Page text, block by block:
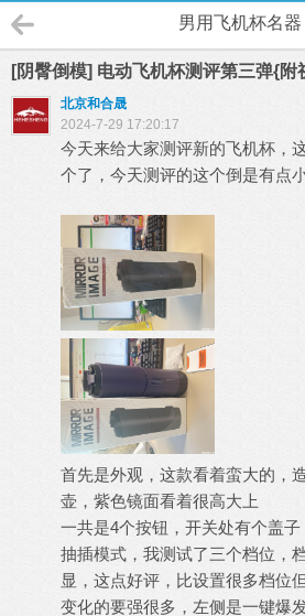
男用飞机杯名器
[阴臀倒模] 电动飞机杯测评第三弹{附
北京和合晟
2024-7-29 17:20:17
今天来给大家测评新的飞机杯，
个了，今天测评的这个倒是有点
首先是外观，这款看着蛮大的，
壶，紫色镜面看着很高大上
一共是4个按钮，开关处有个盖
抽插模式，我测试了三个档位，
显，这点好评，比设置很多档位
变化的要强很多，左侧是一键爆